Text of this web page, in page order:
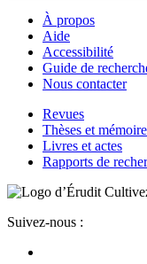
À propos
Aide
Accessibilité
Guide de
Nous contacter
Revues
Thèses et
Livres et actes
Rapports de
Suivez-nous :